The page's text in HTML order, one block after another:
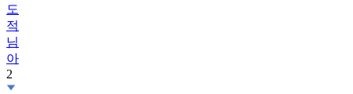
도
적
님
아
2